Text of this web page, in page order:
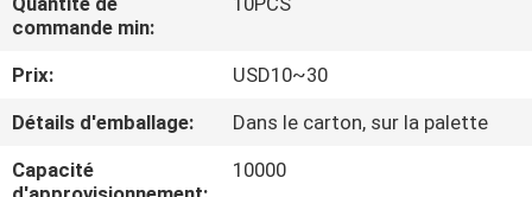
CONTRÔLE
QUALITÉ
commande min:
Prix:
USD10~30
Détails d'emballage:
Dans le carton, sur la palette
Capacité
10000